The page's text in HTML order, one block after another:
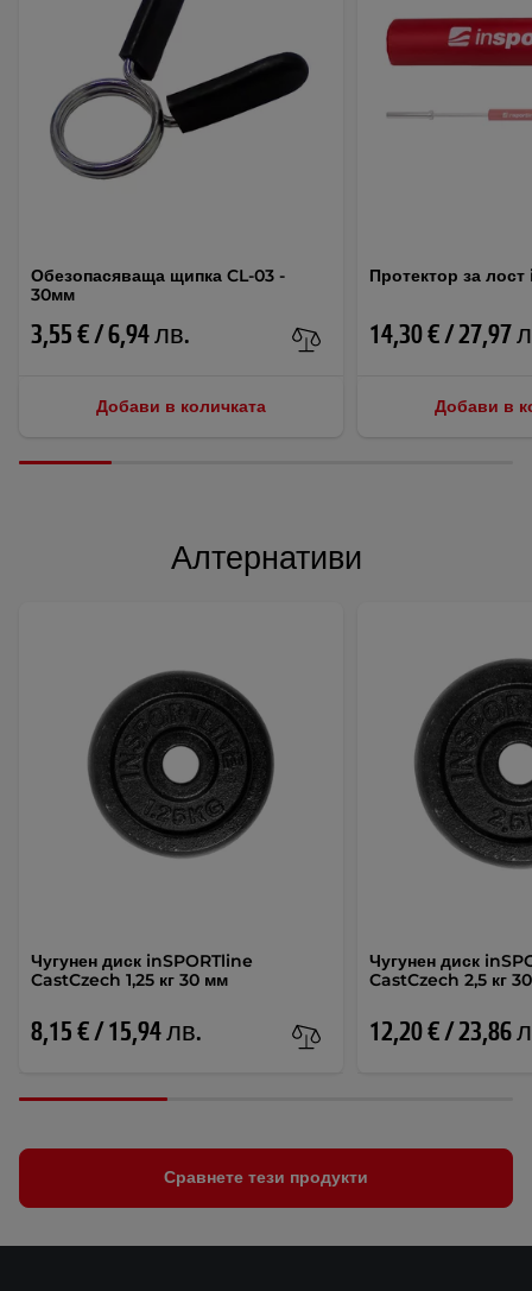
Обезопасяваща щипка CL-03 -
30мм
3,55 € / 6,94 лв.
Добави в количката
Протектор за
14,30 € / 27,97
Добави в
Алтернативи
Чугунен диск inSPORTline
CastCzech 1,25 кг 30 мм
8,15 € / 15,94 лв.
Чугунен диск
CastCzech 2,5 кг
12,20 € / 23,86
Сравнете тези продукти